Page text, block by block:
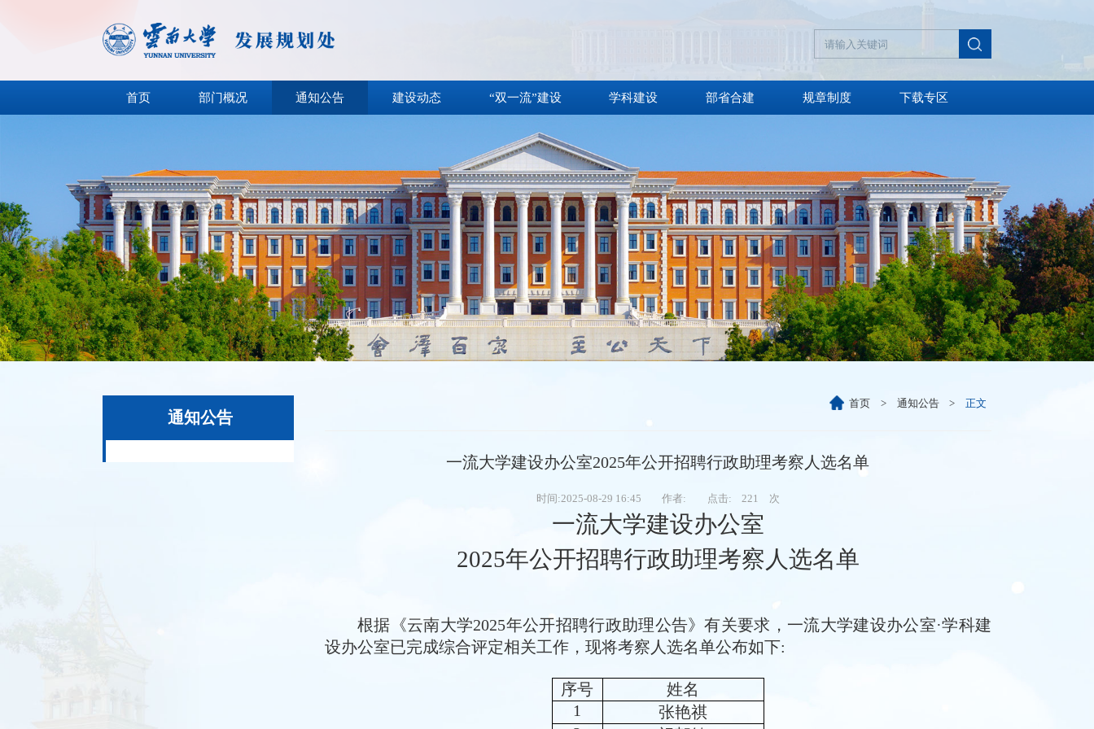
首页 部门概况 通知公告 建设动态 “双一流”建设 学科建设 部省合建 规章制度 下载专区
通知公告
首页 > 通知公告 > 正文
一流大学建设办公室2025年公开招聘行政助理考察人选名单
时间:2025-08-29 16:45 作者: 点击: 221 次
一流大学建设办公室
2025年公开招聘行政助理考察人选名单
根据《云南大学2025年公开招聘行政助理公告》有关要求，一流大学建设办公室·学科建
设办公室已完成综合评定相关工作，现将考察人选名单公布如下:
序号
姓名
1
张艳祺